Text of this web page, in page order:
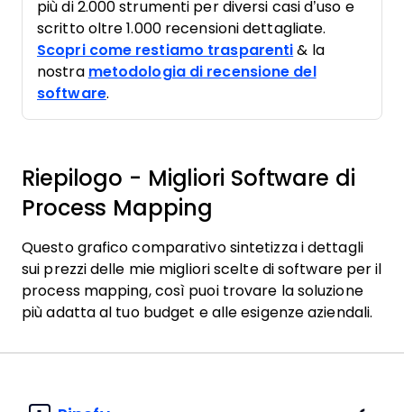
più di 2.000 strumenti per diversi casi d’uso e
scritto oltre 1.000 recensioni dettagliate.
Scopri come restiamo trasparenti & la
nostra metodologia di recensione del
software.
Riepilogo - Migliori Software di
Process Mapping
Questo grafico comparativo sintetizza i dettagli
sui prezzi delle mie migliori scelte di software per il
process mapping, così puoi trovare la soluzione
più adatta al tuo budget e alle esigenze aziendali.